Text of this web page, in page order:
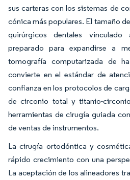
sus carteras con los sistemas de
cónica más populares. El tamaño
quirúrgicos dentales
preparado para expandirse a
tomografía computarizada de
convierte en el estándar de
confianza en los protocolos de
de circonio total y titanio-
herramientas de cirugía guiada
de ventas de instrumentos.
La cirugía ortodóntica y
rápido crecimiento con una
La aceptación de los alineadores